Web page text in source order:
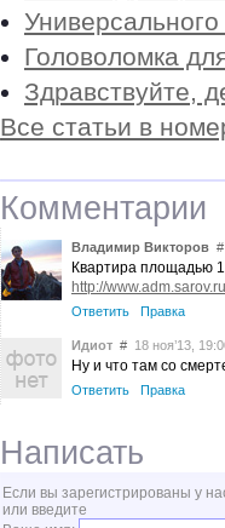
Головоломка
Здравствуйте,
Все статьи в
Комментарии
Владимир Викторов #
Квартира площадью
http://
Ответить Правка
Идиот # 18 ноя’13,
Ну и что там со
Ответить Правка
Написать
Если вы зарегистрированы у
или введите